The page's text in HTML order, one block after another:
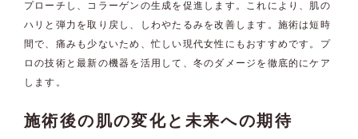
プローチし、コラーゲンの生成を促進します。これにより、肌の
ハリと弾力を取り戻し、しわやたるみを改善します。施術は短時
間で、痛みも少ないため、忙しい現代女性にもおすすめです。プ
ロの技術と最新の機器を活用して、冬のダメージを徹底的にケア
します。
施術後の肌の変化と未来への期待